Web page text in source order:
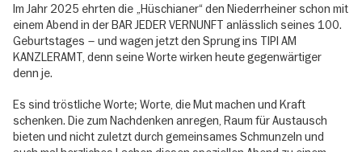
Im Jahr 2025 ehrten die „Hüschianer“ den Niederrheiner schon mit
einem Abend in der BAR JEDER VERNUNFT anlässlich seines 100.
Geburtstages – und wagen jetzt den Sprung ins TIPI AM
KANZLERAMT, denn seine Worte wirken heute gegenwärtiger
denn je.
Es sind tröstliche Worte; Worte, die Mut machen und Kraft
schenken. Die zum Nachdenken anregen, Raum für Austausch
bieten und nicht zuletzt durch gemeinsames Schmunzeln und